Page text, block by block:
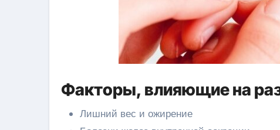
Факторы, влияющие на
Лишний вес и ожирение